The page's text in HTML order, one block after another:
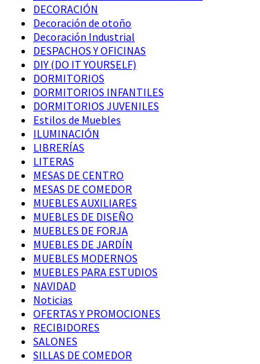
DECORACIÓN
Decoración de otoño
Decoración Industrial
DESPACHOS Y OFICINAS
DIY (DO IT YOURSELF)
DORMITORIOS
DORMITORIOS INFANTILES
DORMITORIOS JUVENILES
Estilos de Muebles
ILUMINACIÓN
LIBRERÍAS
LITERAS
MESAS DE CENTRO
MESAS DE COMEDOR
MUEBLES AUXILIARES
MUEBLES DE DISEÑO
MUEBLES DE FORJA
MUEBLES DE JARDÍN
MUEBLES MODERNOS
MUEBLES PARA ESTUDIOS
NAVIDAD
Noticias
OFERTAS Y PROMOCIONES
RECIBIDORES
SALONES
SILLAS DE COMEDOR